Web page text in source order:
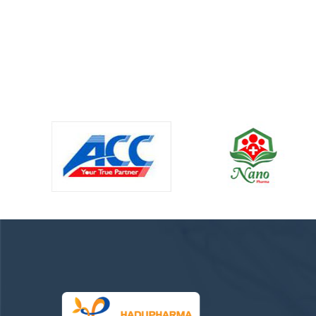
máy 2: Lô CN 20, Cụm công nghiệp Lương Điền, Xã